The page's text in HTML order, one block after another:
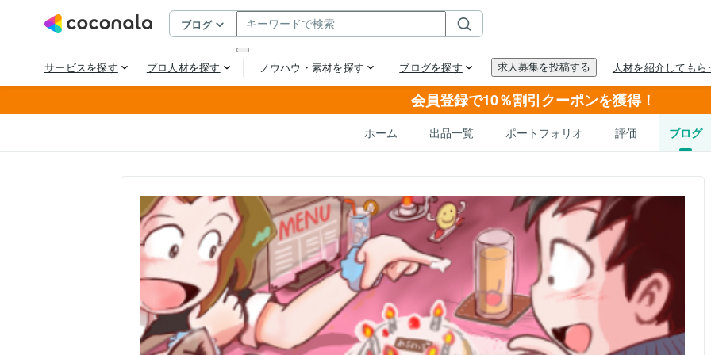
会員登録で10％割引クーポンを獲得！
ホーム 出品一覧 ポートフォリオ 評価 ブログ